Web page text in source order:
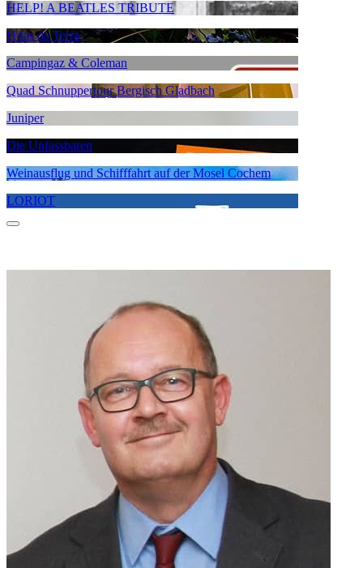
HELP! A BEATLES TRIBUTE
Hifas da Terra
Campingaz & Coleman
Quad Schnuppertour Bergisch Gladbach
Juniper
Die Unfassbaren
Weinausflug und Schifffahrt auf der Mosel Cochem
LORIOT